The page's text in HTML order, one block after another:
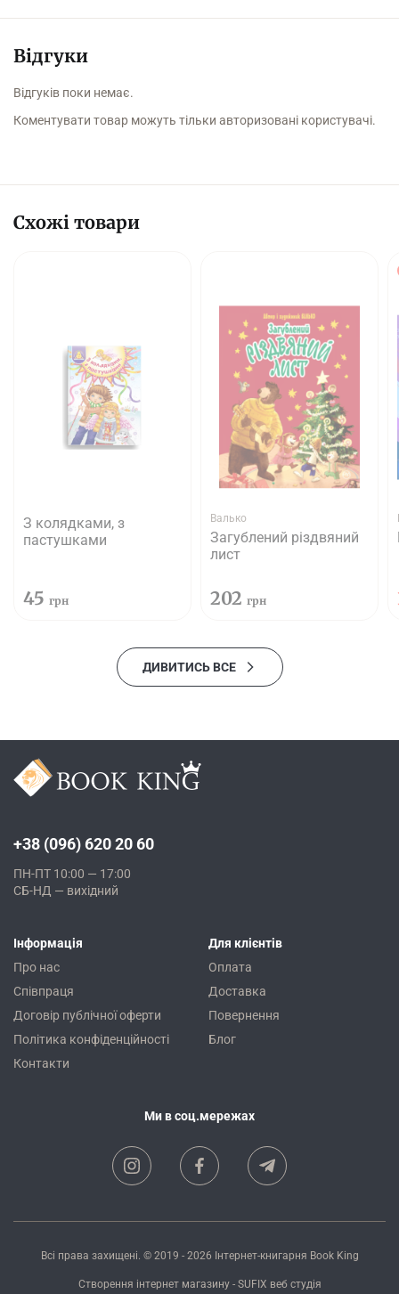
Відгуки
Відгуків поки немає.
Коментувати товар можуть тільки авторизовані користувачі.
Схожі товари
З колядками, з
пастушками
45 грн
Валько
Загублений різдвяний
лист
202 грн
ДИВИТИСЬ ВСЕ
+38 (096) 620 20 60
ПН-ПТ 10:00 — 17:00
СБ-НД — вихідний
Інформація
Про нас
Співпраця
Договір публічної оферти
Політика конфіденційності
Контакти
Для клієнтів
Оплата
Доставка
Повернення
Блог
Ми в соц.мережах
Всі права захищені. © 2019 - 2026 Інтернет-книгарня Book King
Створення інтернет магазину- SUFIX веб студія